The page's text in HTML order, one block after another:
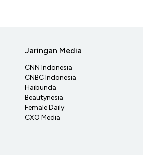
Jaringan Media
CNN Indonesia
CNBC Indonesia
Haibunda
Beautynesia
Female Daily
CXO Media